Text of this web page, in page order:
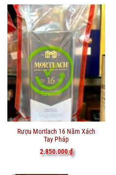
Rượu Mortlach 16 Năm Xách
Tay Pháp
2.850.000₫